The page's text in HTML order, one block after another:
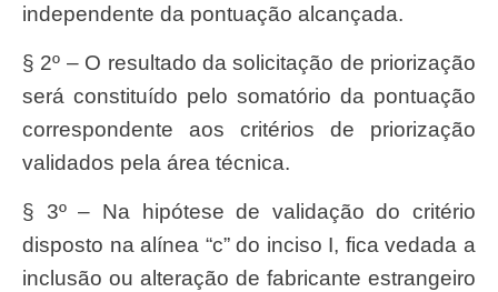
independente da pontuação alcançada.
§ 2º – O resultado da solicitação de priorização
será constituído pelo somatório da pontuação
correspondente aos critérios de priorização
validados pela área técnica.
§ 3º – Na hipótese de validação do critério
disposto na alínea “c” do inciso I, fica vedada a
inclusão ou alteração de fabricante estrangeiro